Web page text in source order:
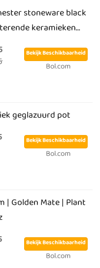
stoneware black
keramieken...
Bekijk Beschikbaarheid
Bol.com
geglazuurd pot
Bekijk Beschikbaarheid
Bol.com
| Golden Mate | Plant
Bekijk Beschikbaarheid
Bol.com